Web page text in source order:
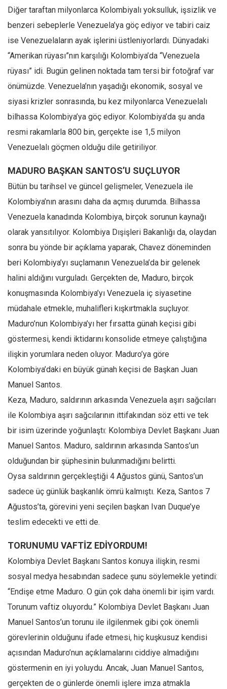
Diğer taraftan milyonlarca Kolombiyalı yoksulluk, işsizlik ve
benzeri sebeplerle Venezuela’ya göç ediyor ve tabiri caiz
ise Venezuelaların ayak işlerini üstleniyorlardı. Dünyadaki
“Amerikan rüyası”nın karşılığı Kolombiya’da “Venezuela
rüyası” idi. Bugün gelinen noktada tam tersi bir fotoğraf var
önümüzde. Venezuela’nın yaşadığı ekonomik, sosyal ve
siyasi krizler sonrasında, bu kez milyonlarca Venezuelalı
bilhassa Kolombiya’ya göç ediyor. Kolombiya’da şu anda
resmi rakamlarla 800 bin, gerçekte ise 1,5 milyon
Venezuelalı göçmen olduğu dile getiriliyor.
MADURO BAŞKAN SANTOS’U SUÇLUYOR
Bütün bu tarihsel ve güncel gelişmeler, Venezuela ile
Kolombiya’nın arasını daha da açmış durumda. Bilhassa
Venezuela kanadında Kolombiya, birçok sorunun kaynağı
olarak yansıtılıyor. Kolombiya Dışişleri Bakanlığı da, olaydan
sonra bu yönde bir açıklama yaparak, Chavez döneminden
beri Kolombiya’yı suçlamanın Venezuela’da bir gelenek
halini aldığını vurguladı. Gerçekten de, Maduro, birçok
konuşmasında Kolombiya’yı Venezuela iç siyasetine
müdahale etmekle, muhalifleri kışkırtmakla suçluyor.
Maduro’nun Kolombiya’yı her fırsatta günah keçisi gibi
göstermesi, kendi iktidarını konsolide etmeye çalıştığına
ilişkin yorumlara neden oluyor. Maduro’ya göre
Kolombiya’daki en büyük günah keçisi de Başkan Juan
Manuel Santos.
Keza, Maduro, saldırının arkasında Venezuela aşırı sağcıları
ile Kolombiya aşırı sağcılarının ittifakından söz etti ve tek
bir isim üzerinde yoğunlaştı: Kolombiya Devlet Başkanı Juan
Manuel Santos. Maduro, saldırının arkasında Santos’un
olduğundan bir şüphesinin bulunmadığını belirtti.
Oysa saldırının gerçekleştiği 4 Ağustos günü, Santos’un
sadece üç günlük başkanlık ömrü kalmıştı. Keza, Santos 7
Ağustos’ta, görevini yeni seçilen başkan Ivan Duque’ye
teslim edecekti ve etti de.
TORUNUMU VAFTİZ EDİYORDUM!
Kolombiya Devlet Başkanı Santos konuya ilişkin, resmi
sosyal medya hesabından sadece şunu söylemekle yetindi:
“Endişe etme Maduro. O gün çok daha önemli bir işim vardı.
Torunum vaftiz oluyordu.” Kolombiya Devlet Başkanı Juan
Manuel Santos’un torunu ile ilgilenmek gibi çok önemli
görevlerinin olduğunu ifade etmesi, hiç kuşkusuz kendisi
açısından Maduro’nun açıklamalarını ciddiye almadığını
göstermenin en iyi yoluydu. Ancak, Juan Manuel Santos,
gerçekten de o günlerde önemli işlere imza atmakla